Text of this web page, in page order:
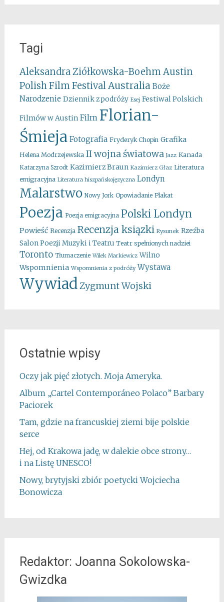
Tagi
Aleksandra Ziółkowska-Boehm Austin
Polish Film FestivalAustralia Boże
Narodzenie Dziennik z podróży Esej Festiwal Polskich
Filmów w Austin Film Florian-
Śmieja Fotografia Fryderyk Chopin Grafika
Helena Modrzejewska II wojna światowa Jazz Kanada
Katarzyna Szrodt Kazimierz Braun Kazimierz Głaz Literatura
emigracyjna Literatura hiszpańskojęzyczna Londyn
Malarstwo Nowy Jork Opowiadanie Plakat
Poezja Poezja emigracyjna Polski Londyn
Powieść Recenzja Recenzja ksiązki Rysunek Rzeźba
Salon Poezji Muzyki i Teatru Teatr spełnionych nadziei
Toronto Tłumaczenie Wilek Markiewicz Wilno
Wspomnienia Wspomnienia z podróży Wystawa
WywiadZygmunt Wojski
Ostatnie wpisy
Oczy jak pięć złotych. Moja Ameryka.
Album „Cartel Contemporáneo Polaco” Barbary
Paciorek
Tam, gdzie na francuskiej ziemi bije polskie
serce
Hej, od Krakowa jadę, w dalekie obce strony…
i na Listę UNESCO!
Nowy, brytyjski zbiór poetycki Wojciecha
Bonowicza
Redaktor: Joanna Sokolowska-
Gwizdka